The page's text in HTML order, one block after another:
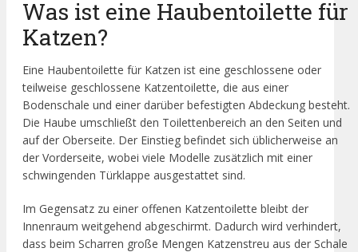
Was ist eine Haubentoilette für
Katzen?
Eine Haubentoilette für Katzen ist eine geschlossene oder
teilweise geschlossene Katzentoilette, die aus einer
Bodenschale und einer darüber befestigten Abdeckung besteht.
Die Haube umschließt den Toilettenbereich an den Seiten und
auf der Oberseite. Der Einstieg befindet sich üblicherweise an
der Vorderseite, wobei viele Modelle zusätzlich mit einer
schwingenden Türklappe ausgestattet sind.
Im Gegensatz zu einer offenen Katzentoilette bleibt der
Innenraum weitgehend abgeschirmt. Dadurch wird verhindert,
dass beim Scharren große Mengen Katzenstreu aus der Schale